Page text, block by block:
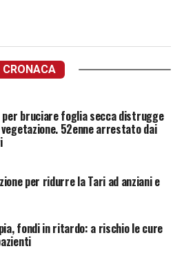
CRONACA
per bruciare foglia secca distrugge
52enne arrestato dai
per ridurre la Tari ad anziani e
fondi in ritardo: a rischio le cure